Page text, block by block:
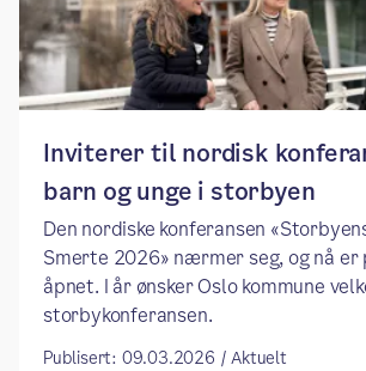
Inviterer til nordisk
barn og unge i storbyen
Den nordiske konferansen
Smerte 2026» nærmer seg, og nå er
åpnet. I år ønsker Oslo kommune
storbykonferansen.
Publisert: 09.03.2026 / Aktuelt